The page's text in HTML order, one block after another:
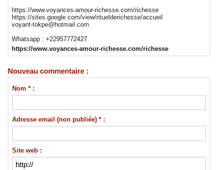
https://www.voyances-amour-richesse.com/richesse
https://sites.google.com/view/rituelderichesse/accueil
voyant-tokpe@hotmail.com
Whatsapp : +22957772427
https://www.voyances-amour-richesse.com/richesse
Nouveau commentaire :
Nom * :
Adresse email (non publiée) * :
Site web :